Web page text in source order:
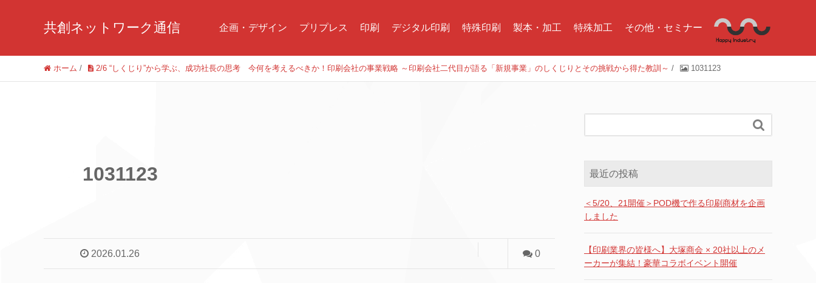
共創ネットワーク通信 企画・デザイン プリプレス 印刷 デジタル印刷 特殊印刷 製本・加工 特殊加工 その他・セミナー
ホーム / 2/6 “しくじり”から学ぶ、成功社長の思考 今何を考えるべきか！印刷会社の事業戦略 ～印刷会社二代目が語る「新規事業」のしくじりとその挑戦から得た教訓～ / 1031123
1031123
2026.01.26 0

最近の投稿
＜5/20、21開催＞POD機で作る印刷商材を企画
しました
【印刷業界の皆様へ】大塚商会 × 20社以上のメ
ーカーが集結！豪華コラボイベント開催